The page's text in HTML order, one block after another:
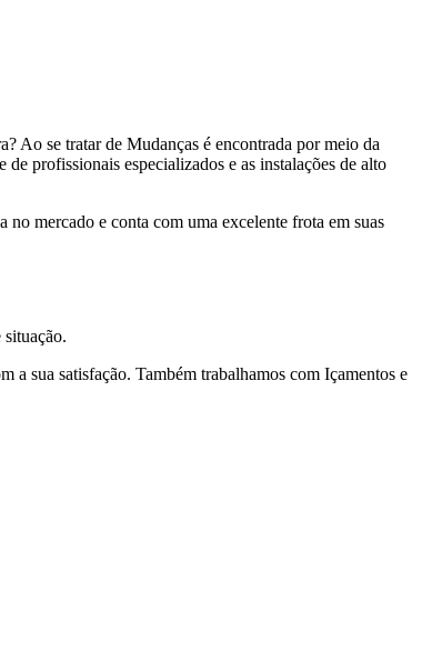
Ao se tratar de Mudanças é encontrada por meio da
profissionais especializados e as instalações de alto
mercado e conta com uma excelente frota em suas
situação.
a sua satisfação. Também trabalhamos com Içamentos e